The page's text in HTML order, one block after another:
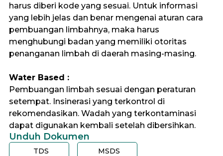
harus diberi kode yang sesuai. Untuk informasi
yang lebih jelas dan benar mengenai aturan cara
pembuangan limbahnya, maka harus
menghubungi badan yang memiliki otoritas
penanganan limbah di daerah masing-masing.
Water Based :
Pembuangan limbah sesuai dengan peraturan
setempat. Insinerasi yang terkontrol di
rekomendasikan. Wadah yang terkontaminasi
dapat digunakan kembali setelah dibersihkan.
Unduh Dokumen
TDS
MSDS